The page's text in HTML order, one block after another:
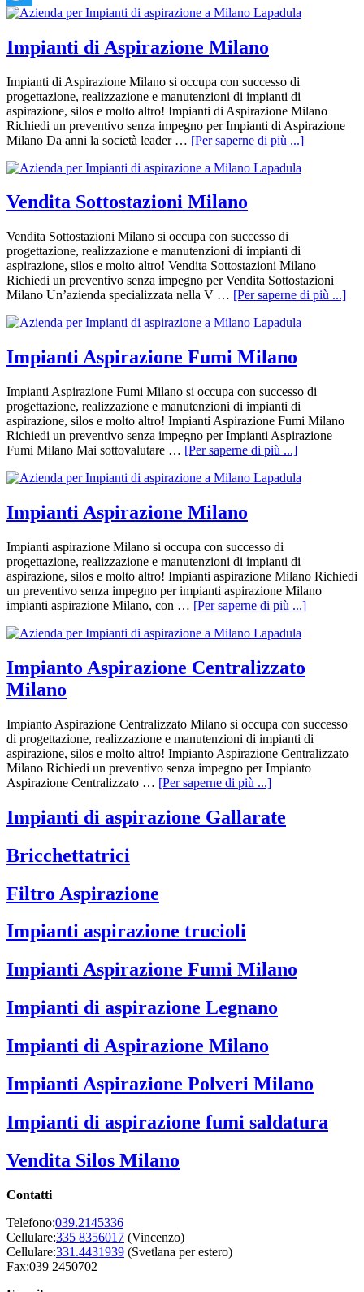
Twitter
Impianti di Aspirazione Milano
Impianti di Aspirazione Milano si occupa con successo di
progettazione, realizzazione e manutenzioni di impianti di
aspirazione, silos e molto altro! Impianti di Aspirazione Milano
Richiedi un preventivo senza impegno per Impianti di Aspirazione
Milano Da anni la società leader … [Per saperne di più ...]
Vendita Sottostazioni Milano
Vendita Sottostazioni Milano si occupa con successo di
progettazione, realizzazione e manutenzioni di impianti di
aspirazione, silos e molto altro! Vendita Sottostazioni Milano
Richiedi un preventivo senza impegno per Vendita Sottostazioni
Milano Un’azienda specializzata nella V … [Per saperne di più ...]
Impianti Aspirazione Fumi Milano
Impianti Aspirazione Fumi Milano si occupa con successo di
progettazione, realizzazione e manutenzioni di impianti di
aspirazione, silos e molto altro! Impianti Aspirazione Fumi Milano
Richiedi un preventivo senza impegno per Impianti Aspirazione
Fumi Milano Mai sottovalutare … [Per saperne di più ...]
Impianti Aspirazione Milano
Impianti aspirazione Milano si occupa con successo di
progettazione, realizzazione e manutenzioni di impianti di
aspirazione, silos e molto altro! Impianti aspirazione Milano Richiedi
un preventivo senza impegno per impianti aspirazione Milano
impianti aspirazione Milano, con … [Per saperne di più ...]
Impianto Aspirazione Centralizzato
Milano
Impianto Aspirazione Centralizzato Milano si occupa con successo
di progettazione, realizzazione e manutenzioni di impianti di
aspirazione, silos e molto altro! Impianto Aspirazione Centralizzato
Milano Richiedi un preventivo senza impegno per Impianto
Aspirazione Centralizzato … [Per saperne di più ...]
Impianti di aspirazione Gallarate
Bricchettatrici
Filtro Aspirazione
Impianti aspirazione trucioli
Impianti Aspirazione Fumi Milano
Impianti di aspirazione Legnano
Impianti di Aspirazione Milano
Impianti Aspirazione Polveri Milano
Impianti di aspirazione fumi saldatura
Vendita Silos Milano
Contatti
Telefono:039.2145336
Cellulare:335 8356017 (Vincenzo)
Cellulare:331.4431939 (Svetlana per estero)
Fax:039 2450702